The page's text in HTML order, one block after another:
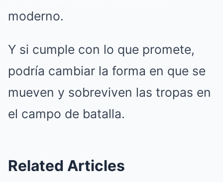
moderno.
Y si cumple con lo que promete,
podría cambiar la forma en que se
mueven y sobreviven las tropas en
el campo de batalla.
Related Articles